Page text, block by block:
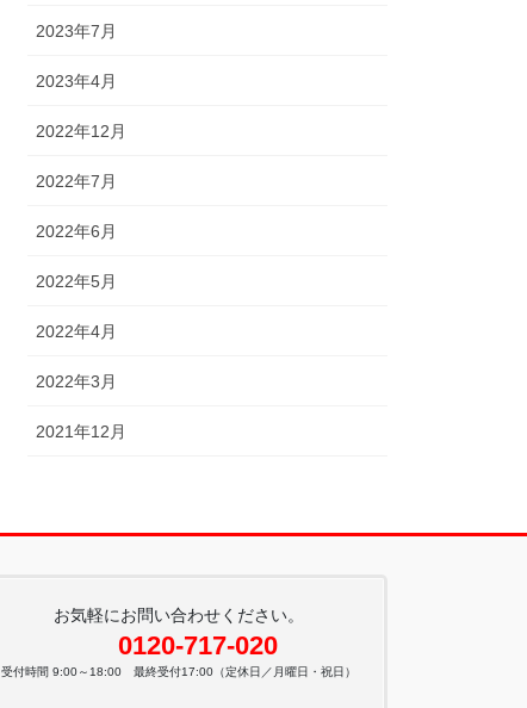
2023年7月
2023年4月
2022年12月
2022年7月
2022年6月
2022年5月
2022年4月
2022年3月
2021年12月
お気軽にお問い合わせください。
0120-717-020
受付時間 9:00～18:00 最終受付17:00（定休日／月曜日・祝日）